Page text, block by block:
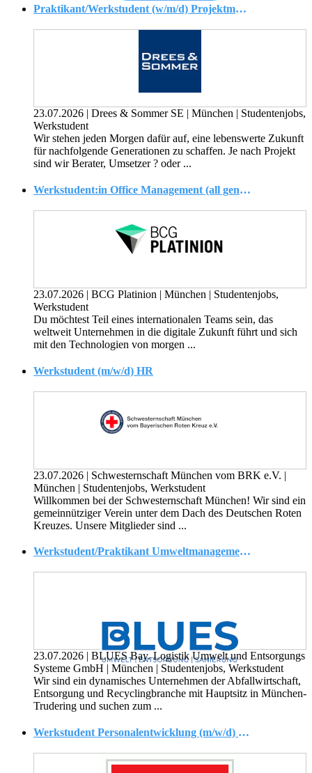
Praktikant/Werkstudent (w/m/d) Projektmanagement Hochbau ? Industrie
23.07.2026 | Drees & Sommer SE | München | Studentenjobs,
Werkstudent
Wir stehen jeden Morgen dafür auf, eine lebenswerte Zukunft
für nachfolgende Generationen zu schaffen. Je nach Projekt
sind wir Berater, Umsetzer ? oder ...
Werkstudent:in Office Management (all genders)
23.07.2026 | BCG Platinion | München | Studentenjobs,
Werkstudent
Du möchtest Teil eines internationalen Teams sein, das
weltweit Unternehmen in die digitale Zukunft führt und sich
mit den Technologien von morgen ...
Werkstudent (m/w/d) HR
23.07.2026 | Schwesternschaft München vom BRK e.V. |
München | Studentenjobs, Werkstudent
Willkommen bei der Schwesternschaft München! Wir sind ein
gemeinnütziger Verein unter dem Dach des Deutschen Roten
Kreuzes. Unsere Mitglieder sind ...
Werkstudent/Praktikant Umweltmanagement/Abfallwirtschaft (m/w/d)
23.07.2026 | BLUES Bay. Logistik Umwelt und Entsorgungs
Systeme GmbH | München | Studentenjobs, Werkstudent
Wir sind ein dynamisches Unternehmen der Abfallwirtschaft,
Entsorgung und Recyclingbranche mit Hauptsitz in München-
Trudering und suchen zum ...
Werkstudent Personalentwicklung (m/w/d) ? August / September 2026